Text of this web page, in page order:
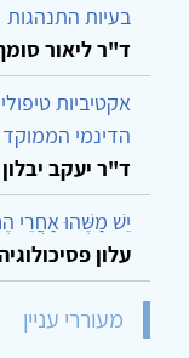
בעיות התנהגות
ד"ר ליאור
אקטיביות
הדינמי הממוקד
ד"ר יעקב יבלון
יֵשׁ מַשֶּׁהוּ אַחֲרֵי
עלון
מעוררי עניין